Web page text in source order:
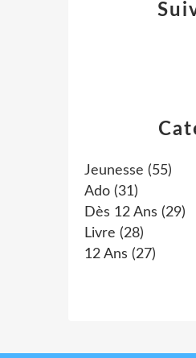
Jeunesse (55)
Ado (31)
Dès 12 Ans (29)
Livre (28)
12 Ans (27)